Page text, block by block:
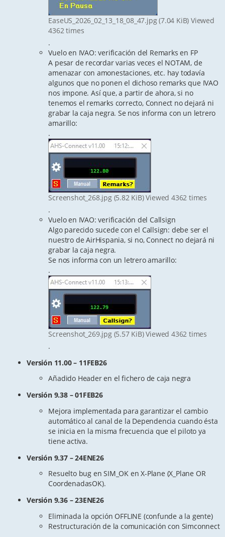
EaseUS_2026_02_13_18_08_47.jpg (7.04 KiB) Viewed
4362 times
.
Vuelo en IVAO: verificación del Remarks en FP
A pesar de recordar varias veces el NOTAM, de
amenazar con amonestaciones, etc. hay todavía
algunos que no ponen el dichoso remarks que IVAO
nos impone. Así que, a partir de ahora, si no
tenemos el remarks correcto, Connect no dejará ni
grabar la caja negra. Se nos informa con un letrero
amarillo:
.
Screenshot_268.jpg (5.82 KiB) Viewed 4362 times
.
Vuelo en IVAO: verificación del Callsign
Algo parecido sucede con el Callsign: debe ser el
nuestro de AirHispania, si no, Connect no dejará ni
grabar la caja negra.
Se nos informa con un letrero amarillo:
.
Screenshot_269.jpg (5.57 KiB) Viewed 4362 times
.
Versión 11.00 – 11FEB26
Añadido Header en el fichero de caja negra
Versión 9.38 – 01FEB26
Mejora implementada para garantizar el cambio
automático al canal de la Dependencia cuando ésta
se inicia en la misma frecuencia que el piloto ya
tiene activa.
Versión 9.37 – 24ENE26
Resuelto bug en SIM_OK en X-Plane (X_Plane OR
CoordenadasOK).
Versión 9.36 – 23ENE26
Eliminada la opción OFFLINE (confunde a la gente)
Restructuración de la comunicación con Simconnect